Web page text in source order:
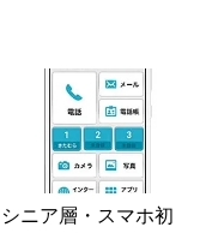
シニア層・スマホ初